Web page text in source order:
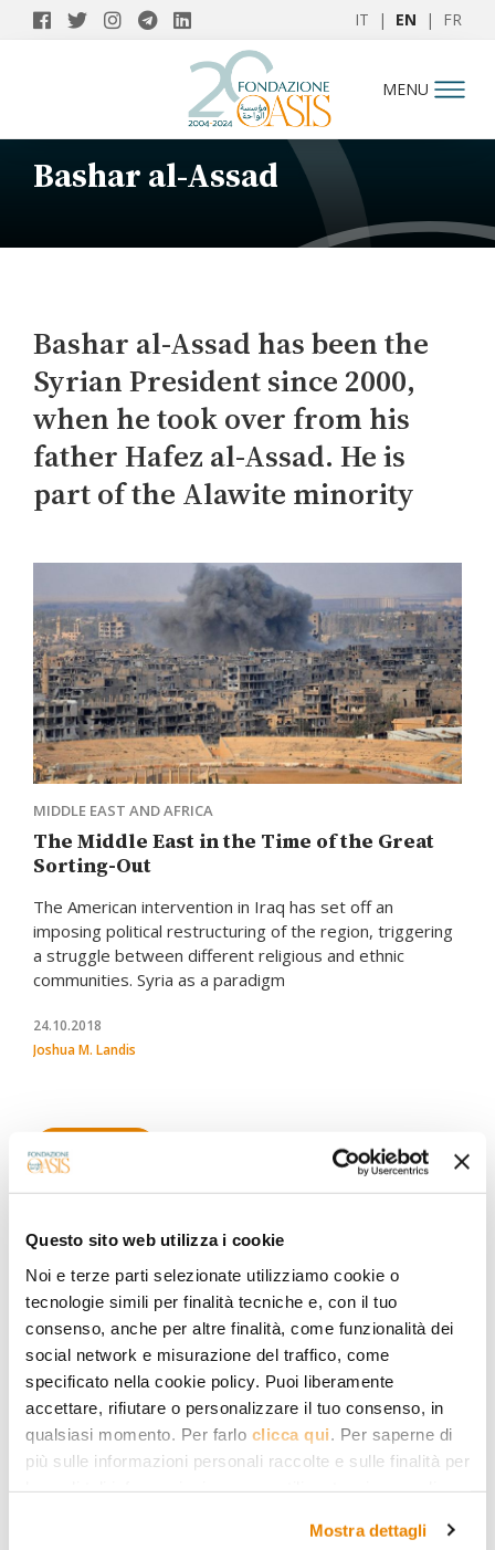
Questo sito web utilizza i cookie
Noi e terze parti selezionate utilizziamo cookie o
tecnologie simili per finalità tecniche e, con il tuo
consenso, anche per altre finalità, come funzionalità dei
social network e misurazione del traffico, come
specificato nella cookie policy. Puoi liberamente
accettare, rifiutare o personalizzare il tuo consenso, in
qualsiasi momento. Per farlo clicca qui . Per saperne di
più sulle informazioni personali raccolte e sulle finalità per
Mostra dettagli
IT | EN | FR
MENU
Bashar al-Assad
Bashar al-Assad has been the
Syrian President since 2000,
when he took over from his
father Hafez al-Assad. He is
part of the Alawite minority
MIDDLE EAST AND AFRICA
The Middle East in the Time of the Great
Sorting-Out
The American intervention in Iraq has set off an
imposing political restructuring of the region, triggering
a struggle between different religious and ethnic
communities. Syria as a paradigm
24.10.2018
Joshua M. Landis
Load more
MIDDLE EAST AND AFRICA
RELIGION AND SOCIETY
CHRISTIANS IN THE MUSLIM WORLD
ISLAM